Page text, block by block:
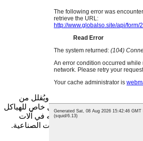
المربع سطح دعم أكبر، ويُقلل من
التركيب، مما يجعله مناسبًا بشكل خاص للهياكل
غالبًا لتثبيت قضبان التوجيه في آلات
الآلات الزراعية، والناقلات الصناعية.